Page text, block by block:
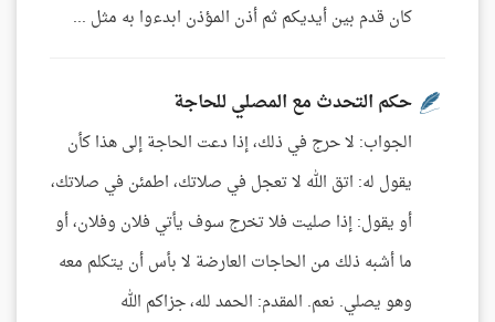
كان قدم بين أيديكم ثم أذن المؤذن ابدءوا به مثل ...
حكم التحدث مع المصلي للحاجة
الجواب: لا حرج في ذلك، إذا دعت الحاجة إلى هذا كأن
يقول له: اتق الله لا تعجل في صلاتك، اطمئن في صلاتك،
أو يقول: إذا صليت فلا تخرج سوف يأتي فلان وفلان، أو
ما أشبه ذلك من الحاجات العارضة لا بأس أن يتكلم معه
وهو يصلي. نعم. المقدم: الحمد لله، جزاكم الله